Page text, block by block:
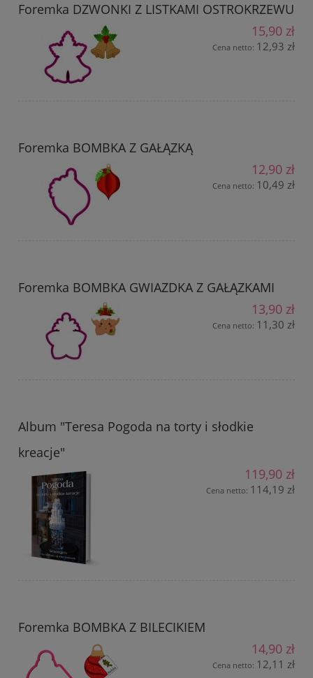
Foremka DZWONKI Z LISTKAMI OSTROKRZEWU
15,90 zł
Cena netto: 12,93 zł
Foremka BOMBKA Z GAŁĄZKĄ
12,90 zł
Cena netto: 10,49 zł
Foremka BOMBKA GWIAZDKA Z GAŁĄZKAMI
13,90 zł
Cena netto: 11,30 zł
Album "Teresa Pogoda na torty i słodkie
kreacje"
119,90 zł
Cena netto: 114,19 zł
Foremka BOMBKA Z BILECIKIEM
14,90 zł
Cena netto: 12,11 zł